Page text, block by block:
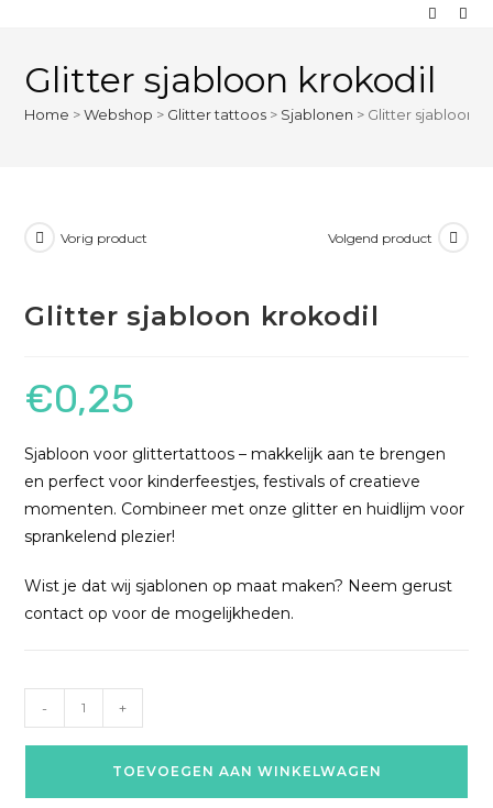
Glitter sjabloon krokodil
Home >Webshop > Glitter tattoos > Sjablonen > Glitter sjabloon
Vorig product Volgend product
Glitter sjabloon krokodil
€0,25
Sjabloon voor glittertattoos – makkelijk aan te brengen
en perfect voor kinderfeestjes, festivals of creatieve
momenten. Combineer met onze glitter en huidlijm voor
sprankelend plezier!
Wist je dat wij sjablonen op maat maken? Neem gerust
contact op voor de mogelijkheden.
- +
TOEVOEGEN AAN WINKELWAGEN